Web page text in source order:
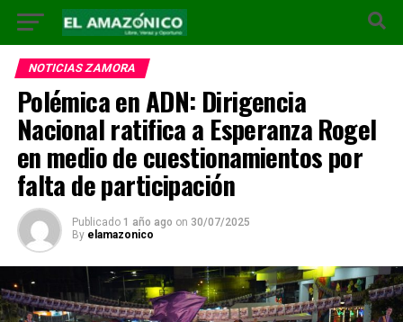
NOTICIAS ZAMORA
Polémica en ADN: Dirigencia
Nacional ratifica a Esperanza Rogel
en medio de cuestionamientos por
falta de participación
Publicado 1 año ago on 30/07/2025
By elamazonico